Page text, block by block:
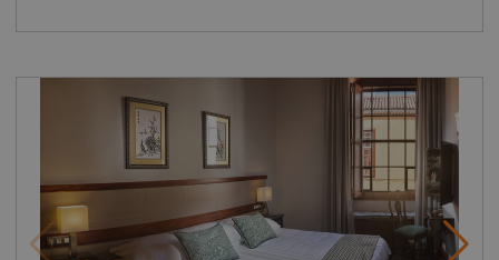
Papageien gegründet und hat sich bis heute zu einem
seiner exzellenten Anlagen wurde der Park bereits bei
zahlreichen Gelegenheiten mit verschiedenen Preisen
ausgezeichnet. Auf mehr als 135.000 m² Fläche bietet
der Park Ihnen heute eine angenehme Abwechslung
zum Strandalltag auf Teneriffa. Erkunden Sie die bunte
Flora und Fauna während Sie gemütlich durch das
idyllische Areal schlendern. Nach anregenden
Spaziergängen durch die exotische Vegetation